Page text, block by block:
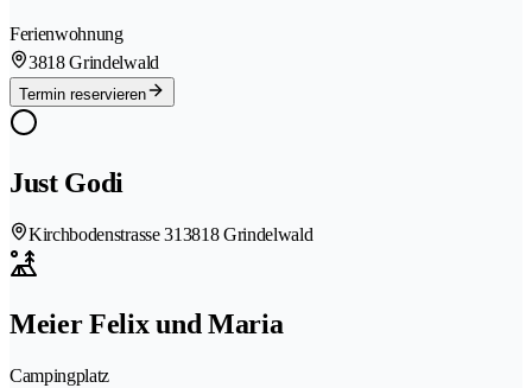
Ferienwohnung
3818 Grindelwald
Termin reservieren
Just Godi
Kirchbodenstrasse 313818 Grindelwald
Meier Felix und Maria
Campingplatz